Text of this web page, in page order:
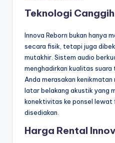
Teknologi Canggih
Innova Reborn bukan hanya
secara fisik, tetapi juga
mutakhir. Sistem audio
menghadirkan kualitas suara
Anda merasakan
latar belakang akustik yang
konektivitas ke ponsel
disediakan.
Harga Rental